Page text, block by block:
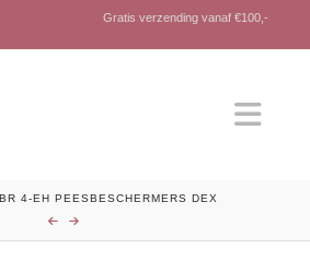
Gratis verzending vanaf €100,-
BR 4-EH PEESBESCHERMERS DEX